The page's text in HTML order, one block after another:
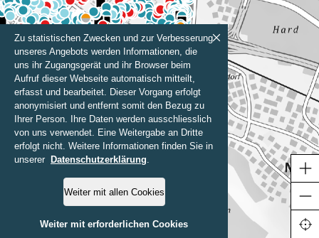
Zu statistischen Zwecken und zur Verbesserung
unseres Angebots werden Informationen, die
uns ihr Zugangsgerät und ihr Browser beim
Aufruf dieser Webseite automatisch mitteilt,
erfasst und bearbeitet. Dieser Vorgang erfolgt
anonymisiert und entfernt somit den Bezug zu
Ihrer Person. Ihre Daten werden ausschliesslich
von uns verwendet. Eine Weitergabe an Dritte
erfolgt nicht. Weitere Informationen finden Sie in
unserer
Datenschutzerklärung.
Weiter mit allen Cookies
Weiter mit erforderlichen Cookies